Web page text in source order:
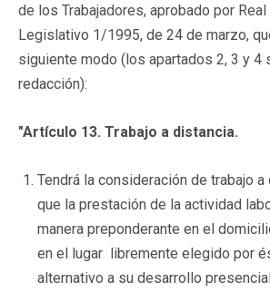
de los Trabajadores, aprobado por
Legislativo 1/1995, de 24 de marzo,
siguiente modo (los apartados 2, 3 y 4
redacción):
"Artículo 13. Trabajo a distancia.
Tendrá la consideración de trabajo
que la prestación de la actividad
manera preponderante en el
en el lugar libremente elegido por
alternativo a su desarrollo